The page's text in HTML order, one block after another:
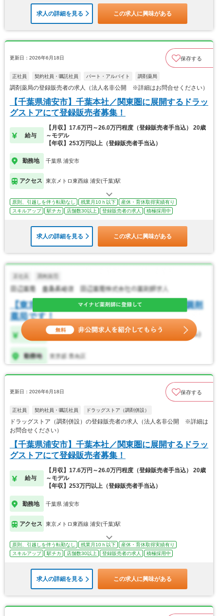
求人の詳細を見る この求人に興味がある
更新日：2026年6月18日 保存する
正社員 契約社員・嘱託社員 パート・アルバイト 調剤薬局
調剤薬局の登録販売者の求人（法人名非公開 ※詳細はお問合せください）
【千葉県浦安市】千葉本社／関東圏に展開するドラッ
グストアにて登録販売者募集！
給与
【月収】17.6万円～26.0万円程度（登録販売者手当込） 20歳
～モデル
【年収】253万円以上（登録販売者手当込）
勤務地 千葉県 浦安市
アクセス 東京メトロ東西線 浦安(千葉)駅
原則、引越しを伴う転勤なし 残業月10ｈ以下
産休・育休取得実績有り
スキルアップ
駅チカ 店舗数30以上 登録販売者の求人 積極採用中
求人の詳細を見る この求人に興味がある
更新日：2026年6月18日 保存する
正社員 契約社員・嘱託社員 ドラッグストア（調剤併設）
ドラッグストア（調剤併設）の登録販売者の求人（法人名非公開 ※詳細は
お問合せください）
【千葉県浦安市】千葉本社／関東圏に展開するドラッ
グストアにて登録販売者募集！
給与
【月収】17.6万円～26.0万円程度（登録販売者手当込） 20歳
～モデル
【年収】253万円以上（登録販売者手当込）
勤務地 千葉県 浦安市
アクセス 東京メトロ東西線 浦安(千葉)駅
原則、引越しを伴う転勤なし 残業月10ｈ以下
産休・育休取得実績有り
スキルアップ
駅チカ 店舗数30以上 登録販売者の求人 積極採用中
求人の詳細を見る この求人に興味がある